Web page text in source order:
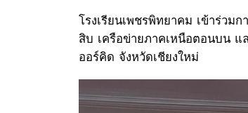
โรงเรียนเพชรพิทยาคม เข้าร่วม
สิบ เครือข่ายภาคเหนือตอนบน แ
ออร์คิด จังหวัดเชียงใหม่